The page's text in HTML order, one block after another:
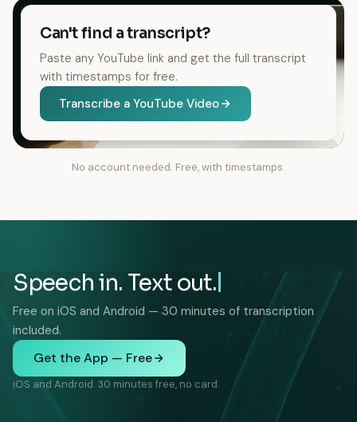
Can't find a transcript?
Paste any YouTube link and get the full transcript
with timestamps for free.
Transcribe a YouTube Video
No account needed. Free, with timestamps.
Speech in. Text out.
Free on iOS and Android — 30 minutes of transcription
included.
Get the App — Free
iOS and Android. 30 minutes free, no card.